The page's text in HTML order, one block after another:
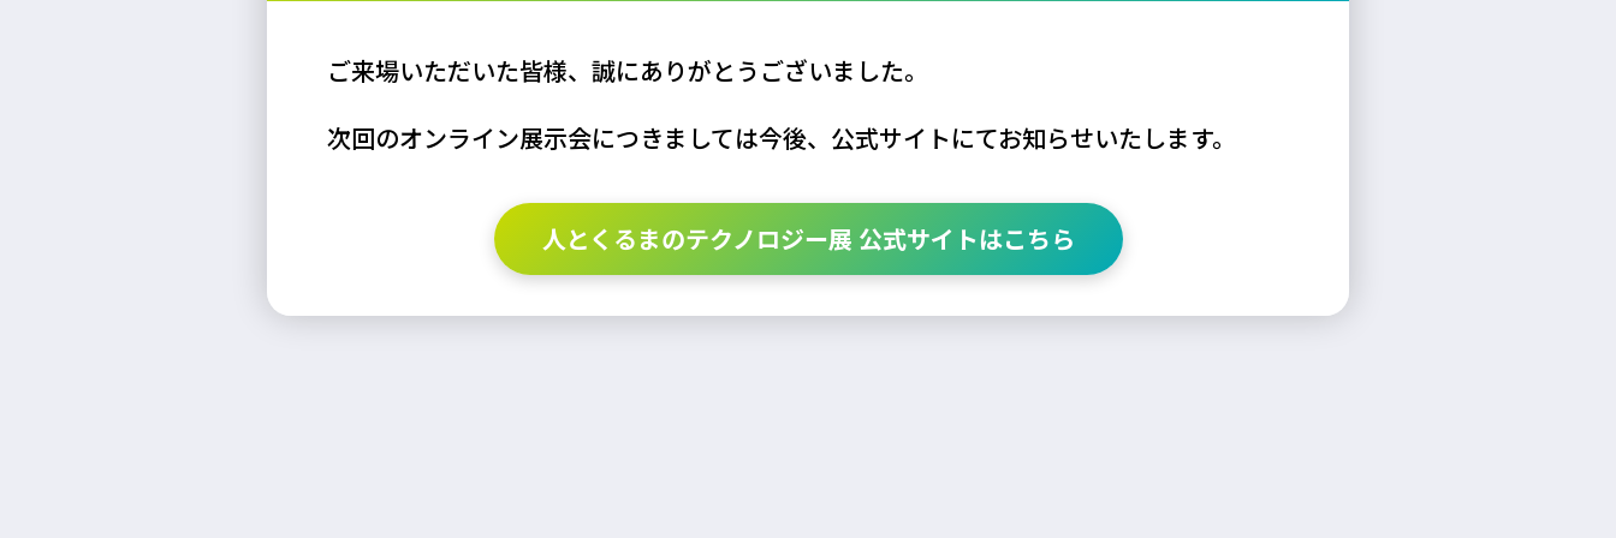
ご来場いただいた皆様、誠にありがとうございました。
次回のオンライン展示会につきましては今後、公式サイトにてお知らせいたします。
人とくるまのテクノロジー展 公式サイトはこちら